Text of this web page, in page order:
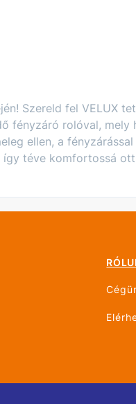
Szereld fel VELUX
fényzáró rolóval, mely
ellen, a
téve komfortossá